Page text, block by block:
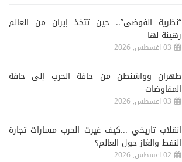
“نظرية الفوضى”.. حين تتخذ إيران من العالم
رهينة لها
03 اغسطس, 2026
طهران وواشنطن من حافة الحرب إلى حافة
المفاوضات
03 اغسطس, 2026
انقلاب تاريخي ...كيف غيرت الحرب مسارات تجارة
النفط والغاز حول العالم؟
02 اغسطس, 2026